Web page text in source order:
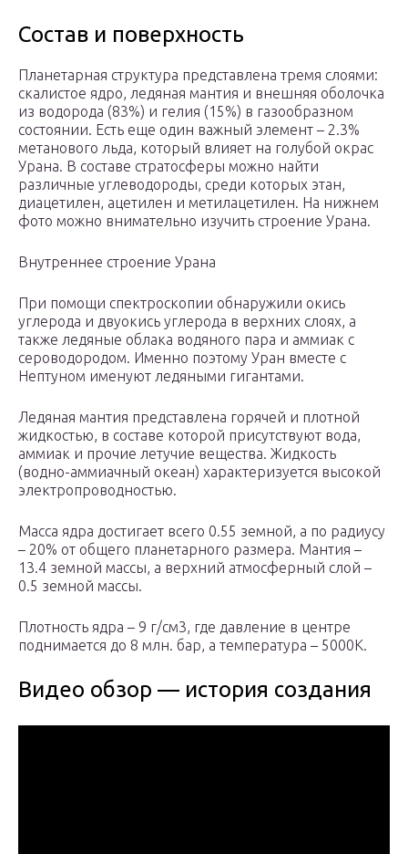
Состав и поверхность
Планетарная структура представлена тремя слоями:
скалистое ядро, ледяная мантия и внешняя оболочка
из водорода (83%) и гелия (15%) в газообразном
состоянии. Есть еще один важный элемент – 2.3%
метанового льда, который влияет на голубой окрас
Урана. В составе стратосферы можно найти
различные углеводороды, среди которых этан,
диацетилен, ацетилен и метилацетилен. На нижнем
фото можно внимательно изучить строение Урана.
Внутреннее строение Урана
При помощи спектроскопии обнаружили окись
углерода и двуокись углерода в верхних слоях, а
также ледяные облака водяного пара и аммиак с
сероводородом. Именно поэтому Уран вместе с
Нептуном именуют ледяными гигантами.
Ледяная мантия представлена горячей и плотной
жидкостью, в составе которой присутствуют вода,
аммиак и прочие летучие вещества. Жидкость
(водно-аммиачный океан) характеризуется высокой
электропроводностью.
Масса ядра достигает всего 0.55 земной, а по радиусу
– 20% от общего планетарного размера. Мантия –
13.4 земной массы, а верхний атмосферный слой –
0.5 земной массы.
Плотность ядра – 9 г/см3, где давление в центре
поднимается до 8 млн. бар, а температура – 5000К.
Видео обзор — история создания